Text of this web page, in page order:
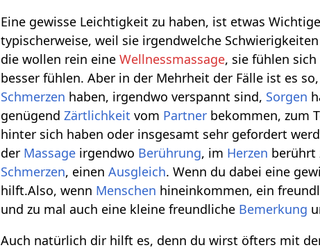
Eine gewisse Leichtigkeit zu haben, ist etwas
typischerweise, weil sie irgendwelche
die wollen rein eineWellnessmassage, sie fühlen
besser fühlen. Aber in der Mehrheit der Fälle ist es
Schmerzen haben, irgendwo verspannt sind, Sorgen
genügendZärtlichkeit vom Partner bekommen, zum
hinter sich haben oder insgesamt sehr gefordert
der Massage irgendwo Berührung, im Herzen berührt
Schmerzen, einenAusgleich. Wenn du dabei eine
hilft.Also, wenn Menschen hineinkommen, ein
und zu mal auch eine kleine freundliche Bemerkung
Auch natürlich dir hilft es, denn du wirst öfters mit